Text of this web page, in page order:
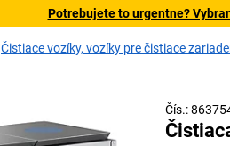
Potrebujete to urgentne?
Čistiace vozíky, vozíky pre čistiace
Čís.: